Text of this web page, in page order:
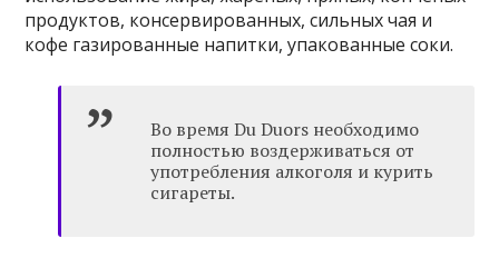
продуктов, консервированных, сильных чая и
кофе газированные напитки, упакованные соки.
Во время Du Duors необходимо
полностью воздерживаться от
употребления алкоголя и курить
сигареты.